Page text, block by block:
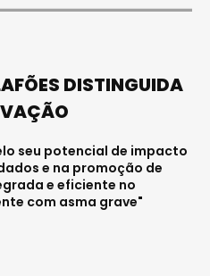
DISTINGUIDA
seu potencial de impacto
e na promoção de
e eficiente no
com asma grave"